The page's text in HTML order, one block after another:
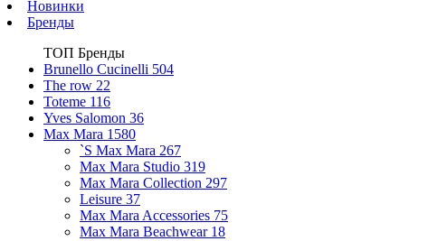
Новинки
Бренды
ТОП Бренды
Brunello Cucinelli 504
The row 22
Toteme 116
Yves Salomon 36
Max Mara 1580
`S Max Mara 267
Max Mara Studio 319
Max Mara Collection 297
Leisure 37
Max Mara Accessories 75
Max Mara Beachwear 18